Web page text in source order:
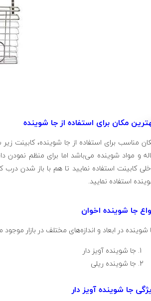
مکان برای استفاده از جا شوینده
مناسب برای استفاده از جا شوینده، کابینت
و مواد شوینده می‌باشد اما برای منظم نمودن
کابینت استفاده نمایید تا هم با باز شدن
استفاده نمایید.
جا شوینده اخوان
شوینده در ابعاد و اندازه‌های مختلف در بازار
جا شوینده آویز دار
جا شوینده ریلی
جا شوینده آویز دار